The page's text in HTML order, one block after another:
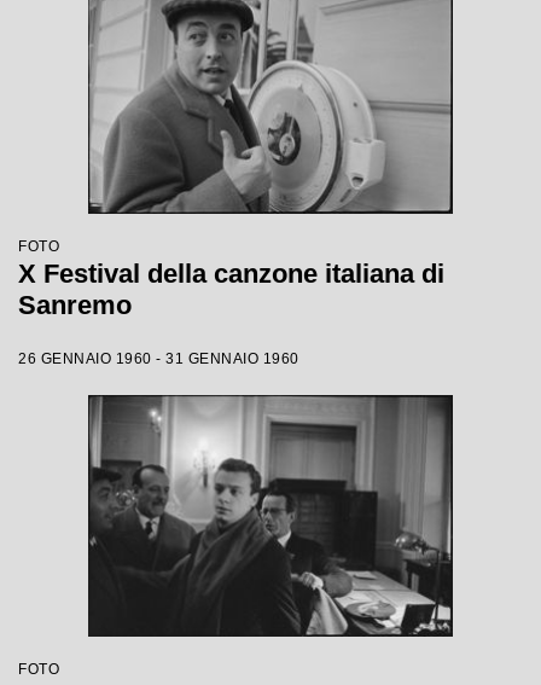
FOTO
X Festival della canzone italiana di
Sanremo
26 GENNAIO 1960 - 31 GENNAIO 1960
FOTO